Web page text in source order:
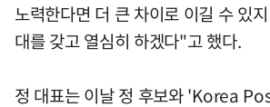
노력한다면 더 큰 차이로 이길 수 있
대를 갖고 열심히 하겠다"고 했다.
정 대표는 이날 정 후보와 'Korea